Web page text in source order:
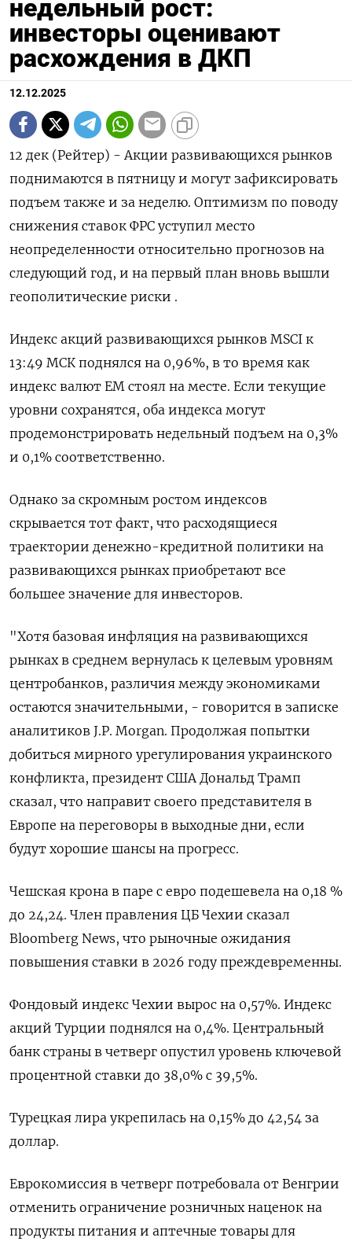
недельный рост:
инвесторы оценивают
расхождения в ДКП
12.12.2025
12 дек (Рейтер) - Акции развивающихся рынков
поднимаются в пятницу и могут зафиксировать
подъем также и за неделю. Оптимизм по поводу
снижения ставок ФРС уступил место
неопределенности относительно прогнозов на
следующий год, и на первый план вновь вышли
геополитические риски .
Индекс акций развивающихся рынков MSCI к
13:49 МСК поднялся на 0,96%, в то время как
индекс валют ЕМ стоял на месте. Если текущие
уровни сохранятся, оба индекса могут
продемонстрировать недельный подъем на 0,3%
и 0,1% соответственно.
Однако за скромным ростом индексов
скрывается тот факт, что расходящиеся
траектории денежно-кредитной политики на
развивающихся рынках приобретают все
большее значение для инвесторов.
"Хотя базовая инфляция на развивающихся
рынках в среднем вернулась к целевым уровням
центробанков, различия между экономиками
остаются значительными, - говорится в записке
аналитиков J.P. Morgan. Продолжая попытки
добиться мирного урегулирования украинского
конфликта, президент США Дональд Трамп
сказал, что направит своего представителя в
Европe на переговоры в выходные дни, если
будут хорошие шансы на прогресс.
Чешская крона в паре с евро подешевела на 0,18 %
до 24,24. Член правления ЦБ Чехии сказал
Bloomberg News, что рыночные ожидания
повышения ставки в 2026 году преждевременны.
Фондовый индекс Чехии вырос на 0,57%. Индекс
акций Турции поднялся на 0,4%. Центральный
банк страны в четверг опустил уровень ключевой
процентной ставки до 38,0% с 39,5%.
Турецкая лира укрепилась на 0,15% до 42,54 за
доллар.
Еврокомиссия в четверг потребовала от Венгрии
отменить ограничение розничных наценок на
продукты питания и аптечные товары для